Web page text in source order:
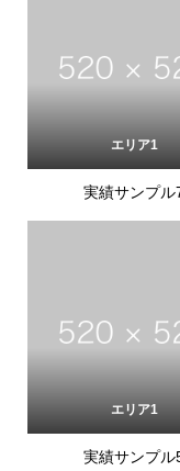
エリア1
実績サンプル
エリア1
実績サンプル